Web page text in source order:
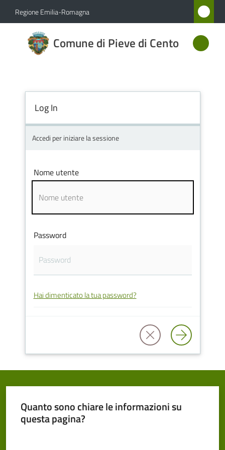
Vai al contenuto
Vai alla navigazione
Vai al footer
Regione Emilia-Romagna
Comune di Pieve di Cento
Comune
di Pieve
Amministrazione
Novità
Servizi
Cento
Amministrazione
argomenti...
Seguici
Log In
Accedi per iniziare la sessione
Nome utente
Password
Hai dimenticato la tua password?
Quanto sono chiare le informazioni su
questa pagina?